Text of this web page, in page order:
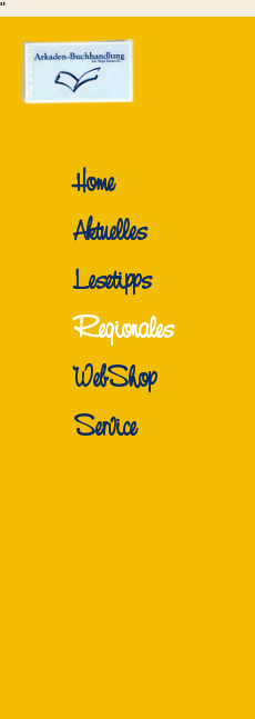
"
Home
Aktuelles
Lesetipps
Regionales
WebShop
Service